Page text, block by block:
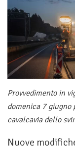
Provvedimento in
domenica 7
cavalcavia dello
Nuove